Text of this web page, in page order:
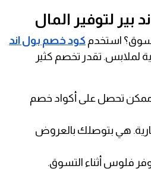
بير لتوفير المال
استخدم كود خصم بول اند
لملابس. تقدر تخصم كثير
ممكن تحصل على أكواد خصم
هي بتوصلك بالعروض
فلوس أثناء التسوق.